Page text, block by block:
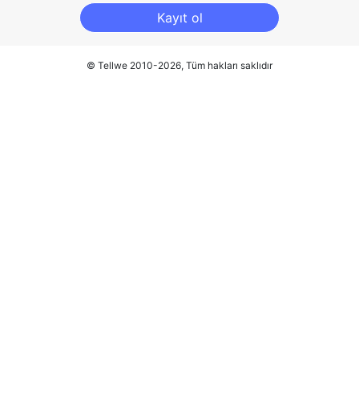
Kayıt ol
© Tellwe 2010-2026, Tüm hakları saklıdır